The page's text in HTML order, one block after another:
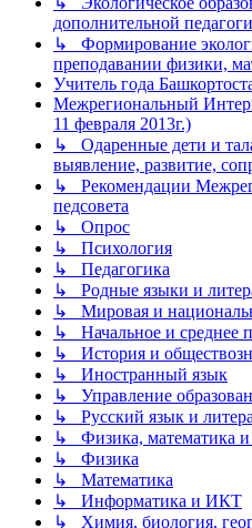
дополнительной
↳ Формирование
преподавании физики,
Учитель года
Межрегиональный
11 февраля 2013г.)
↳ Одаренные дети и
выявление, развитие,
↳ Рекомендации
педсовета
↳ Опрос
↳ Психология
↳ Педагогика
↳ Родные языки и
↳ Мировая и
↳ Начальное и среднее
↳ История и
↳ Иностранный язык
↳ Управление
↳ Русский язык и
↳ Физика, математика и
↳ Физика
↳ Математика
↳ Информатика и ИКТ
↳ Химия, биология,